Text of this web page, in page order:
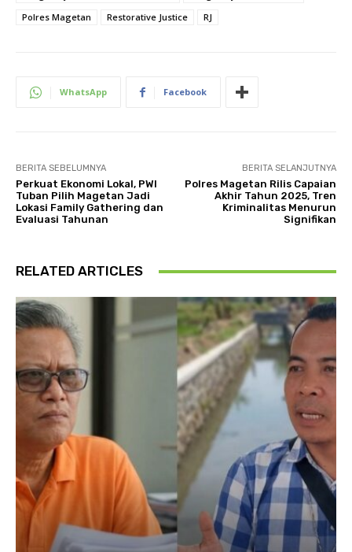
Polres Magetan
Restorative Justice RJ
WhatsApp Facebook
BERITA SEBELUMNYA
Perkuat Ekonomi Lokal, PWI
Tuban Pilih Magetan Jadi
Lokasi Family Gathering dan
Evaluasi Tahunan
BERITA SELANJUTNYA
Polres Magetan Rilis Capaian
Akhir Tahun 2025, Tren
Kriminalitas Menurun
Signifikan
RELATED ARTICLES